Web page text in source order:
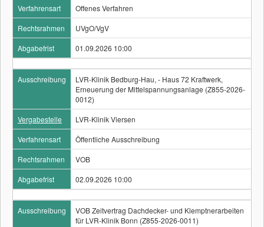
Verfahrensart
Offenes Verfahren
Rechtsrahmen
UVgO/VgV
Abgabefrist
01.09.2026 10:00
Ausschreibung
LVR-Klinik Bedburg-Hau, - Haus 72 Kraftwerk,
Erneuerung der Mittelspannungsanlage (Z855-2026-
0012)
Vergabestelle
LVR-Klinik Viersen
Verfahrensart
Öffentliche Ausschreibung
Rechtsrahmen
VOB
Abgabefrist
02.09.2026 10:00
Ausschreibung
VOB Zeitvertrag Dachdecker- und Klemptnerarbeiten
für LVR-Klinik Bonn (Z855-2026-0011)